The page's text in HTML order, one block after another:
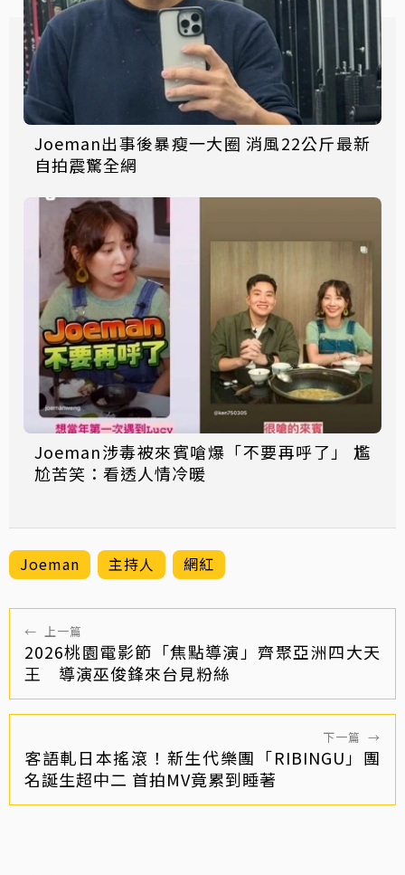
Joeman出事後暴瘦一大圈 消風22公斤最新
自拍震驚全網
Joeman涉毒被來賓嗆爆「不要再呼了」 尷
尬苦笑：看透人情冷暖
Joeman 主持人 網紅
← 上一篇
2026桃園電影節「焦點導演」齊聚亞洲四大天
王 導演巫俊鋒來台見粉絲
下一篇 →
客語軋日本搖滾！新生代樂團「RIBINGU」團
名誕生超中二 首拍MV竟累到睡著